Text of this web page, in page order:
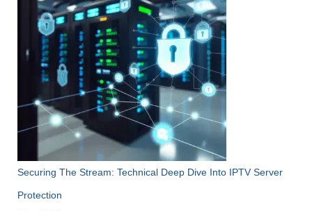
Securing The Stream: Technical Deep Dive Into IPTV Server
Protection